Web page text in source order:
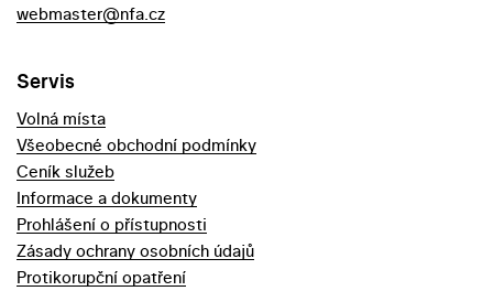
webmaster@nfa.cz
Servis
Volná místa
Všeobecné obchodní podmínky
Ceník služeb
Informace a dokumenty
Prohlášení o přístupnosti
Zásady ochrany osobních údajů
Protikorupční opatření